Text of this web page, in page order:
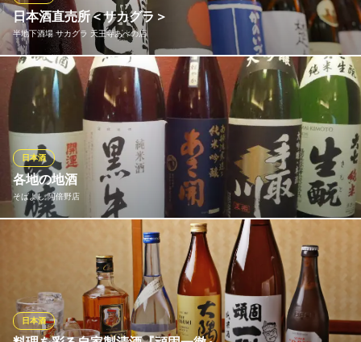
力丸 炉ばた焼 網兵衛
350円均一の炉ばた焼
ＪＲ天王寺駅北口 徒歩1分
大阪府大阪市天王寺区堀越町16-9
日本酒直売所＜サカグラ＞
半地下酒場 サカグラ 天王寺あべの店
阿倍野駅徒歩2分の半地下にある＼日本酒直売所／のサカグラ！直
売所ならではの価格にて提出してるのでお好きな日本酒にサカグ
ラでぜひ出会ってくださいませ＾＾季節に合わせた日本酒を四季
に合わせご用意しているので行く時期によっては違った日本酒の
ラインナップを楽しんでいただけます！
半地下酒場 サカグラ 天王寺あべの店
日本酒直売所 大衆酒場
大阪府大阪市阿倍野区阿倍野筋2-4-48 日光あべの駅前ビル1F
各地の地酒
そばよし 阿倍野店
日本酒
蕎麦に良く合う地酒はもちろん、夜はお洒落な、 そば居酒屋に変
身しますので、和の素材に合う、 人気の地酒や隠れた人気の地酒
も取り揃えております。
そばよし 阿倍野店
本物！手作り和食料理！
日本酒